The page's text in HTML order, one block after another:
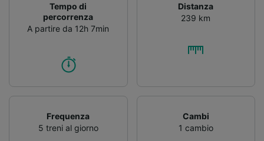
Tempo di
percorrenza
A partire da 12h 7min
Distanza
239 km
Frequenza
5 treni al giorno
Cambi
1 cambio